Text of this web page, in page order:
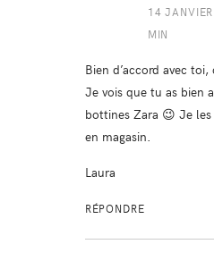
14
MIN
Bien d’accord avec
Je vois que tu as bien
bottines Zara 😉 Je les
en magasin.
Laura
RÉPONDRE